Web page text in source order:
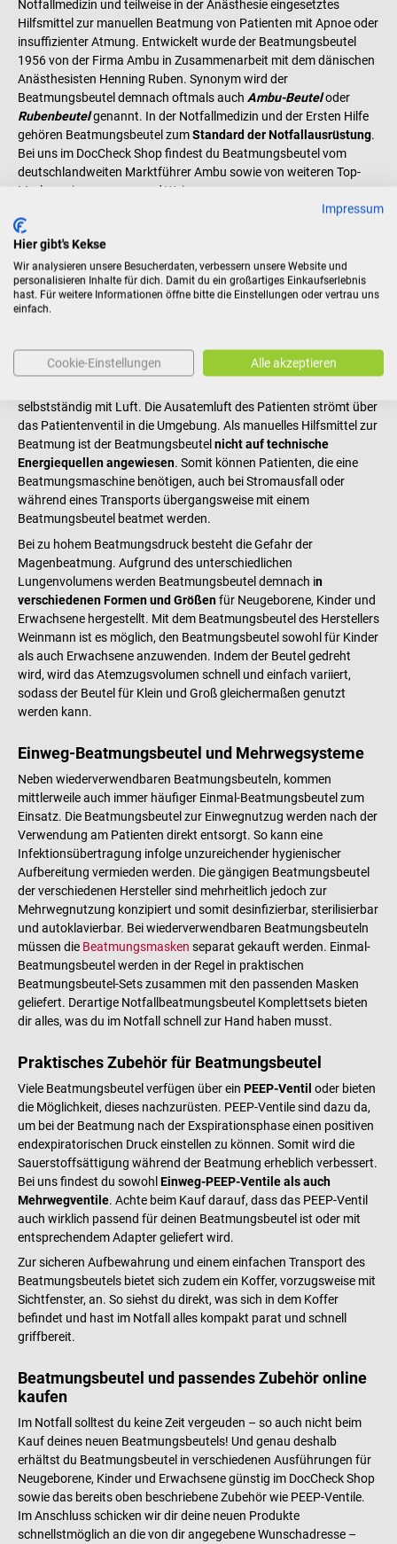
Notfallmedizin und teilweise in der Anästhesie eingesetztes
Hilfsmittel zur manuellen Beatmung von Patienten mit Apnoe oder
insuffizienter Atmung. Entwickelt wurde der Beatmungsbeutel
1956 von der Firma Ambu in Zusammenarbeit mit dem dänischen
Anästhesisten Henning Ruben. Synonym wird der
Beatmungsbeutel demnach oftmals auch Ambu-Beuteloder
Rubenbeutelgenannt. In der Notfallmedizin und der Ersten Hilfe
gehören Beatmungsbeutel zumStandard der Notfallausrüstung.
Bei uns im DocCheck Shop findest du Beatmungsbeutel vom
deutschlandweiten Marktführer Ambu sowie von weiteren Top-
Marken wie servoprax und Weinmann.
Funktionsprinzip und Anwendung der
Beatmungsbeutel
Der Beatmungsbeutel besteht aus einem Hohlkörper, der zur
Beatmung zusammengedrückt werden muss sowie mehreren
Ventilen. Über ein Ventil gelangt Umgebungsluft oder Sauerstoff in
Patientenventil mittels Beatmungsmaske oder über einenTubusin
die Lunge des Patienten gepumpt. Sobald der Beatmungsbeutel
selbstständig mit Luft. Die Ausatemluft des Patienten strömt über
das Patientenventil in die Umgebung. Als manuelles Hilfsmittel zur
Beatmung ist der Beatmungsbeutel nicht auf technische
Energiequellen angewiesen. Somit können Patienten, die eine
Beatmungsmaschine benötigen, auch bei Stromausfall oder
während eines Transports übergangsweise mit einem
Beatmungsbeutel beatmet werden.
Bei zu hohem Beatmungsdruck besteht die Gefahr der
Magenbeatmung. Aufgrund des unterschiedlichen
Lungenvolumens werden Beatmungsbeutel demnach in
verschiedenen Formen und Größenfür Neugeborene, Kinder und
Erwachsene hergestellt. Mit dem Beatmungsbeutel des Herstellers
Weinmann ist es möglich, den Beatmungsbeutel sowohl für Kinder
als auch Erwachsene anzuwenden. Indem der Beutel gedreht
wird, wird das Atemzugsvolumen schnell und einfach variiert,
sodass der Beutel für Klein und Groß gleichermaßen genutzt
werden kann.
Einweg-Beatmungsbeutel und Mehrwegsysteme
Neben wiederverwendbaren Beatmungsbeuteln, kommen
mittlerweile auch immer häufiger Einmal-Beatmungsbeutel zum
Einsatz. Die Beatmungsbeutel zur Einwegnutzug werden nach der
Verwendung am Patienten direkt entsorgt. So kann eine
Infektionsübertragung infolge unzureichender hygienischer
Aufbereitung vermieden werden. Die gängigen Beatmungsbeutel
der verschiedenen Hersteller sind mehrheitlich jedoch zur
Mehrwegnutzung konzipiert und somit desinfizierbar, sterilisierbar
und autoklavierbar. Bei wiederverwendbaren Beatmungsbeuteln
müssen die Beatmungsmasken separat gekauft werden. Einmal-
Beatmungsbeutel werden in der Regel in praktischen
Beatmungsbeutel-Sets zusammen mit den passenden Masken
geliefert. Derartige Notfallbeatmungsbeutel Komplettsets bieten
dir alles, was du im Notfall schnell zur Hand haben musst.
Praktisches Zubehör für Beatmungsbeutel
Viele Beatmungsbeutel verfügen über ein PEEP-Ventil oder bieten
die Möglichkeit, dieses nachzurüsten. PEEP-Ventile sind dazu da,
um bei der Beatmung nach der Exspirationsphase einen positiven
endexpiratorischen Druck einstellen zu können. Somit wird die
Sauerstoffsättigung während der Beatmung erheblich verbessert.
Bei uns findest du sowohlEinweg-PEEP-Ventile als auch
Mehrwegventile. Achte beim Kauf darauf, dass das PEEP-Ventil
auch wirklich passend für deinen Beatmungsbeutel ist oder mit
entsprechendem Adapter geliefert wird.
Zur sicheren Aufbewahrung und einem einfachen Transport des
Beatmungsbeutels bietet sich zudem ein Koffer, vorzugsweise mit
Sichtfenster, an. So siehst du direkt, was sich in dem Koffer
befindet und hast im Notfall alles kompakt parat und schnell
griffbereit.
Beatmungsbeutel und passendes Zubehör online
kaufen
Im Notfall solltest du keine Zeit vergeuden – so auch nicht beim
Kauf deines neuen Beatmungsbeutels! Und genau deshalb
erhältst du Beatmungsbeutel in verschiedenen Ausführungen für
Neugeborene, Kinder und Erwachsene günstig im DocCheck Shop
sowie das bereits oben beschriebene Zubehör wie PEEP-Ventile.
Im Anschluss schicken wir dir deine neuen Produkte
schnellstmöglich an die von dir angegebene Wunschadresse –
Impressum
Hier gibt's Kekse
Wir analysieren unsere Besucherdaten, verbessern unsere Website und
personalisieren Inhalte für dich. Damit du ein großartiges Einkaufserlebnis
hast. Für weitere Informationen öffne bitte die Einstellungen oder vertrau uns
einfach.
Cookie-Einstellungen Alle akzeptieren